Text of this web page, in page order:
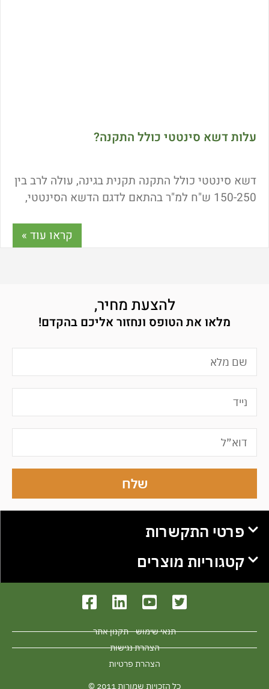
עלות דשא סינטטי כולל התקנה?
דשא סינטטי כולל התקנה תקנית בגינה, עולה לרב בין
150-250 ש"ח למ"ר בהתאם לדגם הדשא הסינטטי,
קראו עוד »
להצעת מחיר,
מלאו את הטופס ונחזור אליכם בהקדם!
שלח
פרטי התקשרות
קטגוריות מוצרים
תנאי שימוש - תקנון אתר
הצהרת נגישות
הצהרת פרטיות
כל הזכויות שמורות 2011 ©